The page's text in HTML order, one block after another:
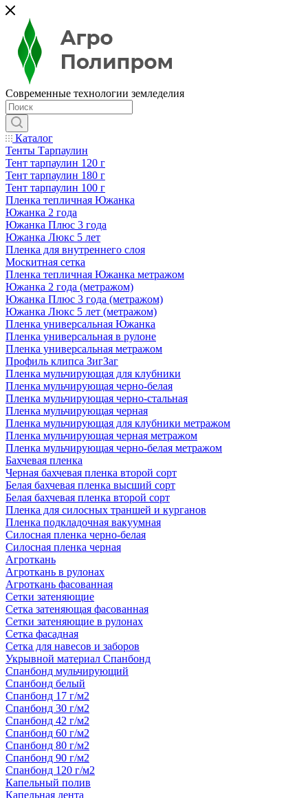
Современные технологии земледелия
Каталог
Тенты Тарпаулин
Тент тарпаулин 120 г
Тент тарпаулин 180 г
Тент тарпаулин 100 г
Пленка тепличная Южанка
Южанка 2 года
Южанка Плюс 3 года
Южанка Люкс 5 лет
Пленка для внутреннего слоя
Москитная сетка
Пленка тепличная Южанка метражом
Южанка 2 года (метражом)
Южанка Плюс 3 года (метражом)
Южанка Люкс 5 лет (метражом)
Пленка универсальная Южанка
Пленка универсальная в рулоне
Пленка универсальная метражом
Профиль клипса ЗигЗаг
Пленка мульчирующая для клубники
Пленка мульчирующая черно-белая
Пленка мульчирующая черно-стальная
Пленка мульчирующая черная
Пленка мульчирующая для клубники метражом
Пленка мульчирующая черная метражом
Пленка мульчирующая черно-белая метражом
Бахчевая пленка
Черная бахчевая пленка второй сорт
Белая бахчевая пленка высший сорт
Белая бахчевая пленка второй сорт
Пленка для силосных траншей и курганов
Пленка подкладочная вакуумная
Силосная пленка черно-белая
Силосная пленка черная
Агроткань
Агроткань в рулонах
Агроткань фасованная
Сетки затеняющие
Сетка затеняющая фасованная
Сетки затеняющие в рулонах
Сетка фасадная
Сетка для навесов и заборов
Укрывной материал Спанбонд
Спанбонд мульчирующий
Спанбонд белый
Спанбонд 17 г/м2
Спанбонд 30 г/м2
Спанбонд 42 г/м2
Спанбонд 60 г/м2
Спанбонд 80 г/м2
Спанбонд 90 г/м2
Спанбонд 120 г/м2
Капельный полив
Капельная лента